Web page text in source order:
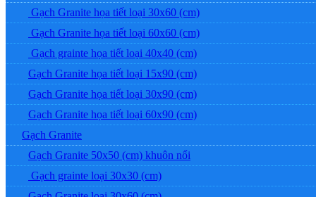
Gạch Granite họa tiết loại 30x60 (cm)
Gạch Granite họa tiết loại 60x60 (cm)
Gạch grainte họa tiết loại 40x40 (cm)
Gạch Granite họa tiết loại 15x90 (cm)
Gạch Granite họa tiết loại 30x90 (cm)
Gạch Granite họa tiết loại 60x90 (cm)
Gạch Granite
Gạch Granite 50x50 (cm) khuôn nổi
Gạch grainte loại 30x30 (cm)